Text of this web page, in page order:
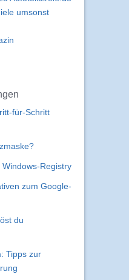
umsonst
für-Schritt
Registry
zum Google-
du
Tipps zur